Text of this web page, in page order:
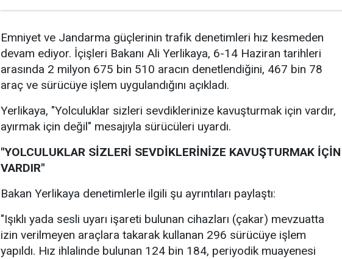
Emniyet ve Jandarma güçlerinin trafik denetimleri hız kesmeden
devam ediyor. İçişleri Bakanı Ali Yerlikaya, 6-14 Haziran tarihleri
arasında 2 milyon 675 bin 510 aracın denetlendiğini, 467 bin 78
araç ve sürücüye işlem uygulandığını açıkladı.
Yerlikaya, "Yolculuklar sizleri sevdiklerinize kavuşturmak için vardır,
ayırmak için değil" mesajıyla sürücüleri uyardı.
"YOLCULUKLAR SİZLERİ SEVDİKLERİNİZE KAVUŞTURMAK İÇİN
VARDIR"
Bakan Yerlikaya denetimlerle ilgili şu ayrıntıları paylaştı:
"Işıklı yada sesli uyarı işareti bulunan cihazları (çakar) mevzuatta
izin verilmeyen araçlara takarak kullanan 296 sürücüye işlem
yapıldı. Hız ihlalinde bulunan 124 bin 184, periyodik muayenesi